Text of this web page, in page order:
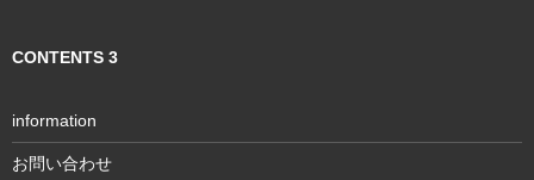
CONTENTS 3
information
お問い合わせ